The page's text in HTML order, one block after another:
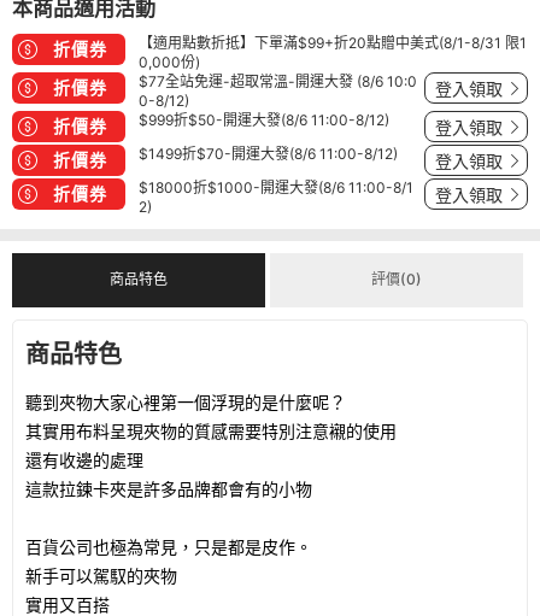
本商品適用活動
折價券
【適用點數折抵】下單滿$99+折20點贈中美式(8/1-8/31 限1
0,000份)
折價券
$77全站免運-超取常溫-開運大發 (8/6 10:0
0-8/12)
登入領取
折價券 $999折$50-開運大發(8/6 11:00-8/12) 登入領取
折價券 $1499折$70-開運大發(8/6 11:00-8/12) 登入領取
折價券
$18000折$1000-開運大發(8/6 11:00-8/1
2)
登入領取
商品特色 評價(0)
商品特色
聽到夾物大家心裡第一個浮現的是什麼呢？
其實用布料呈現夾物的質感需要特別注意襯的使用
還有收邊的處理
這款拉鍊卡夾是許多品牌都會有的小物
百貨公司也極為常見，只是都是皮作。
新手可以駕馭的夾物
實用又百搭